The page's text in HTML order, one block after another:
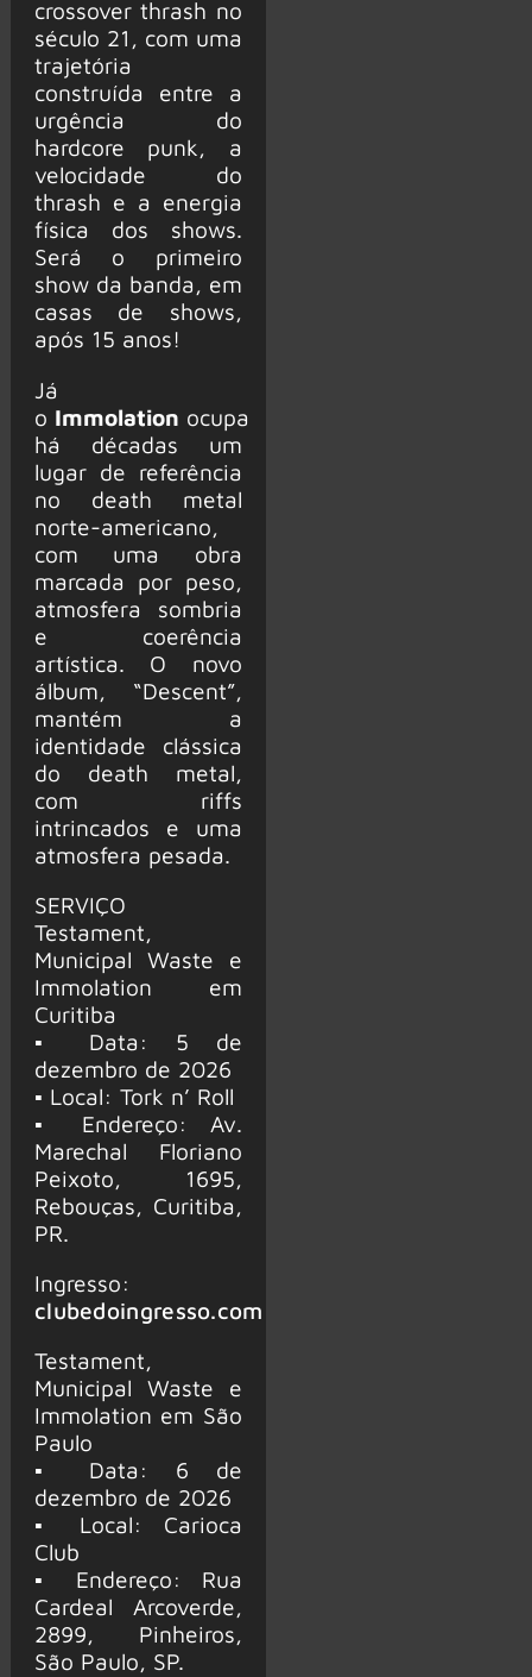
crossover thrash no
século 21, com uma
trajetória
construída entre a
urgência do
hardcore punk, a
velocidade do
thrash e a energia
física dos shows.
Será o primeiro
show da banda, em
casas de shows,
após 15 anos!
Já
o Immolation ocupa
há décadas um
lugar de referência
no death metal
norte-americano,
com uma obra
marcada por peso,
atmosfera sombria
e coerência
artística. O novo
álbum, “Descent”,
mantém a
identidade clássica
do death metal,
com riffs
intrincados e uma
atmosfera pesada.
SERVIÇO
Testament,
Municipal Waste e
Immolation em
Curitiba
▪ Data: 5 de
dezembro de 2026
▪ Local: Tork n’ Roll
▪ Endereço: Av.
Marechal Floriano
Peixoto, 1695,
Rebouças, Curitiba,
PR.
Ingresso:
clubedoingresso.com
Testament,
Municipal Waste e
Immolation em São
Paulo
▪ Data: 6 de
dezembro de 2026
▪ Local: Carioca
Club
▪ Endereço: Rua
Cardeal Arcoverde,
2899, Pinheiros,
São Paulo, SP.